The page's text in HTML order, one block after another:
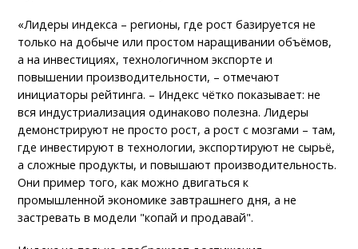
«Лидеры индекса – регионы, где рост базируется не
только на добыче или простом наращивании объёмов,
а на инвестициях, технологичном экспорте и
повышении производительности, – отмечают
инициаторы рейтинга. – Индекс чётко показывает: не
вся индустриализация одинаково полезна. Лидеры
демонстрируют не просто рост, а рост с мозгами – там,
где инвестируют в технологии, экспортируют не сырьё,
а сложные продукты, и повышают производительность.
Они пример того, как можно двигаться к
промышленной экономике завтрашнего дня, а не
застревать в модели "копай и продавай".